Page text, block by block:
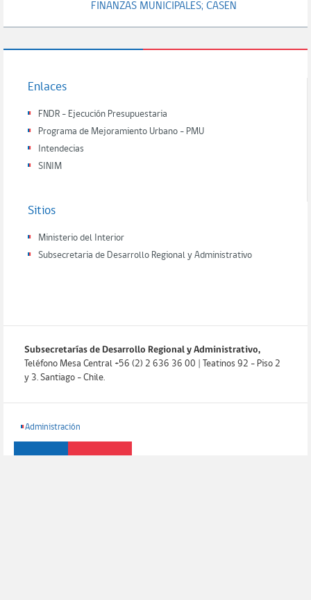
FINANZAS MUNICIPALES; CASEN
Enlaces
FNDR - Ejecución Presupuestaria
Programa de Mejoramiento Urbano - PMU
Intendecias
SINIM
Sitios
Ministerio del Interior
Subsecretaria de Desarrollo Regional y Administrativo
Subsecretarías de Desarrollo Regional y Administrativo,
Teléfono Mesa Central +56 (2) 2 636 36 00 | Teatinos 92 - Piso 2
y 3. Santiago - Chile.
Administración